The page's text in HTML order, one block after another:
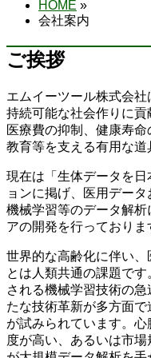
HOME »
会社案内
ご挨拶
エムイーツール株式会
持続可能な社会作りに
医療費の抑制、健康寿命
教育等を支える有用な道
現在は「生体データを
ョンに掲げ、医用データ
機械学習等のデータ解
アの開発を行っておりま
世界的な高齢化に伴い
とは人類共通の課題で
される機械学習技術の
たな技術革新が多方面
が試みられています。
度が高い、あるいは市